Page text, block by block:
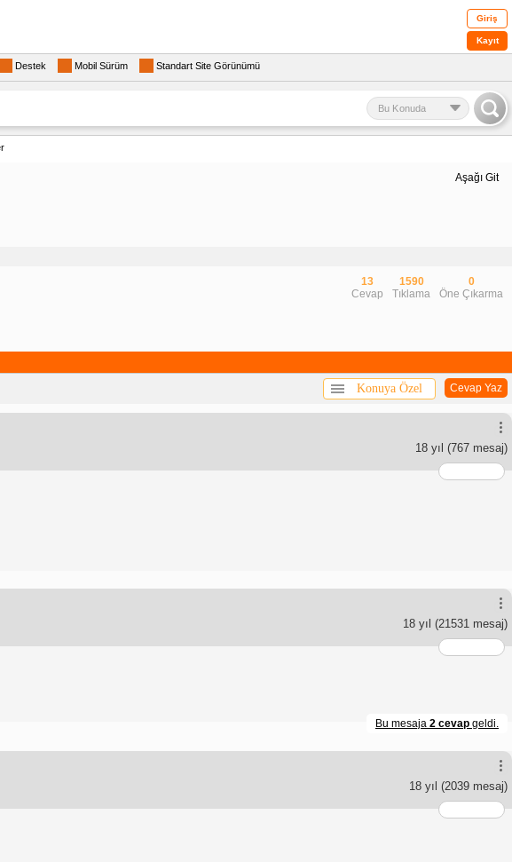
Giriş
Kayıt
Destek Mobil Sürüm Standart Site Görünümü
Bu Konuda
Aşağı Git
13
Cevap
1590
Tıklama
0
Öne Çıkarma
Cevap Yaz
Konuya Özel
18 yıl (767 mesaj)
18 yıl (21531 mesaj)
Bu mesaja 2 cevap geldi.
18 yıl (2039 mesaj)